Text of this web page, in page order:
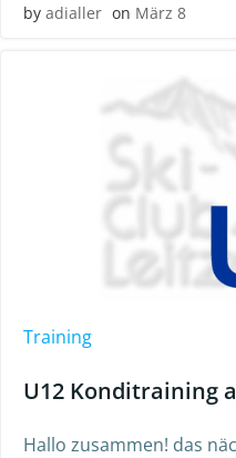
by adialler on März 8
Training
U12 Konditraining
Hallo zusammen! das